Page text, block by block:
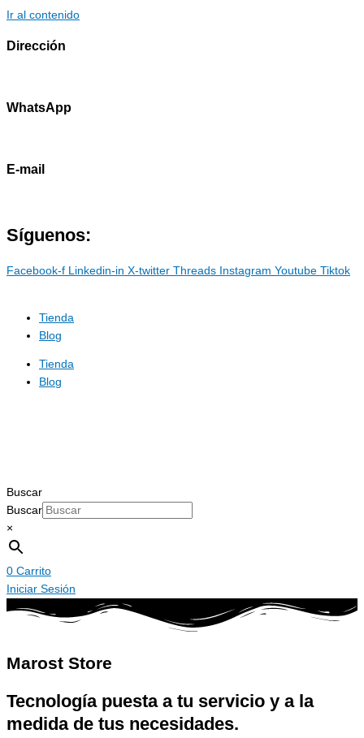
Ir al contenido
Dirección
WhatsApp
E-mail
Síguenos:
Facebook-f Linkedin-in X-twitter Threads Instagram Youtube Tiktok
Tienda
Blog
Tienda
Blog
Buscar
Buscar
×
0 Carrito
Iniciar Sesión
Marost Store
Tecnología puesta a tu servicio y a la
medida de tus necesidades.